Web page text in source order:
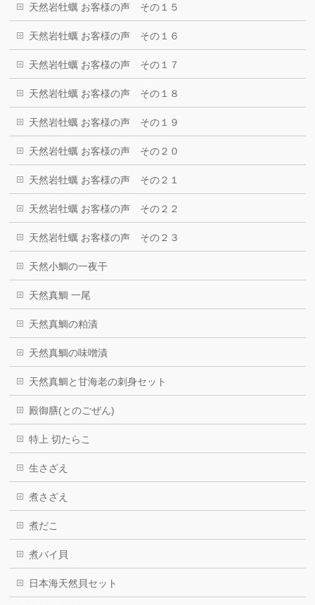
天然岩牡蠣 お客様の声 その１５
天然岩牡蠣 お客様の声 その１６
天然岩牡蠣 お客様の声 その１７
天然岩牡蠣 お客様の声 その１８
天然岩牡蠣 お客様の声 その１９
天然岩牡蠣 お客様の声 その２０
天然岩牡蠣 お客様の声 その２１
天然岩牡蠣 お客様の声 その２２
天然岩牡蠣 お客様の声 その２３
天然小鯛の一夜干
天然真鯛 一尾
天然真鯛の粕漬
天然真鯛の味噌漬
天然真鯛と甘海老の刺身セット
殿御膳(とのごぜん)
特上 切たらこ
生さざえ
煮さざえ
煮だこ
煮バイ貝
日本海天然貝セット